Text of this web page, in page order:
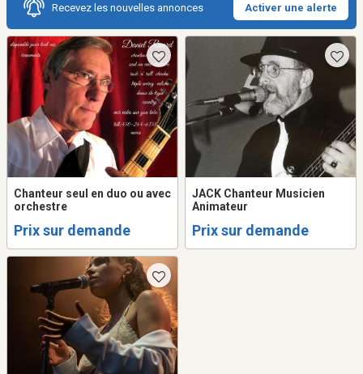
Recevez les nouvelles annonces Activer une alerte
Chanteur seul en duo ou avec
orchestre
Prix sur demande
JACK Chanteur Musicien
Animateur
Prix sur demande